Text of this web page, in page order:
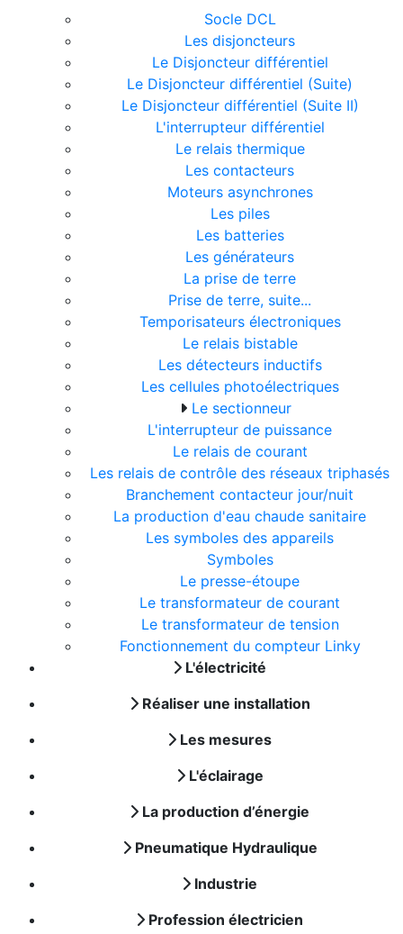
Socle DCL
Les disjoncteurs
Le Disjoncteur différentiel
Le Disjoncteur différentiel (Suite)
Le Disjoncteur différentiel (Suite II)
L'interrupteur différentiel
Le relais thermique
Les contacteurs
Moteurs asynchrones
Les piles
Les batteries
Les générateurs
La prise de terre
Prise de terre, suite...
Temporisateurs électroniques
Le relais bistable
Les détecteurs inductifs
Les cellules photoélectriques
Le sectionneur
L'interrupteur de puissance
Le relais de courant
Les relais de contrôle des réseaux triphasés
Branchement contacteur jour/nuit
La production d'eau chaude sanitaire
Les symboles des appareils
Symboles
Le presse-étoupe
Le transformateur de courant
Le transformateur de tension
Fonctionnement du compteur Linky
L'électricité
Réaliser une installation
Les mesures
L'éclairage
La production d’énergie
Pneumatique Hydraulique
Industrie
Profession électricien